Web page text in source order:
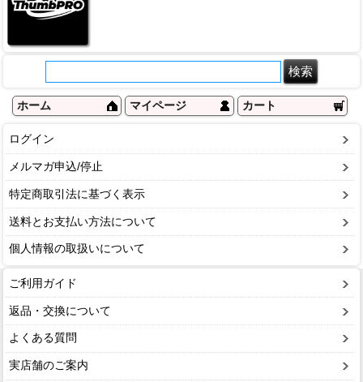
ホーム マイページ カート
ログイン
メルマガ申込/停止
特定商取引法に基づく表示
送料とお支払い方法について
個人情報の取扱いについて
ご利用ガイド
返品・交換について
よくある質問
実店舗のご案内